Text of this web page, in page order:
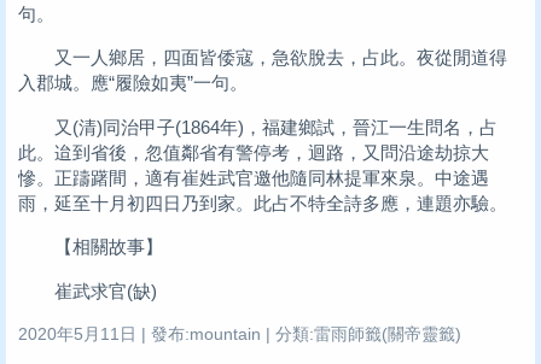
句。
又一人鄉居，四面皆倭寇，急欲脫去，占此。夜從閒道得
入郡城。應“履險如夷”一句。
又(清)同治甲子(1864年)，福建鄉試，晉江一生問名，占
此。迨到省後，忽值鄰省有警停考，迴路，又問沿途劫掠大
慘。正躊躇間，適有崔姓武官邀他隨同林提軍來泉。中途遇
雨，延至十月初四日乃到家。此占不特全詩多應，連題亦驗。
【相關故事】
崔武求官(缺)
2020年5月11日 | 發布:mountain | 分類:雷雨師籤(關帝靈籤)